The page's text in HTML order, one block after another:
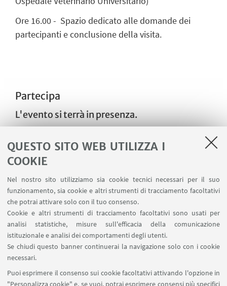
QUESTO SITO WEB UTILIZZA I
COOKIE
Nel nostro sito utilizziamo sia cookie tecnici necessari per il suo
funzionamento, sia cookie e altri strumenti di tracciamento facoltativi
che potrai attivare solo con il tuo consenso.
Cookie e altri strumenti di tracciamento facoltativi sono usati per
analisi statistiche, misure sull'efficacia della comunicazione
istituzionale e analisi dei comportamenti degli utenti.
Se chiudi questo banner continuerai la navigazione solo con i cookie
necessari.
Puoi esprimere il consenso sui cookie facoltativi attivando l'opzione in
"Personalizza cookie" e, se vuoi, potrai esprimere consensi più specifici
Ore 16.00- Spazio dedicato alle domande dei
partecipanti e conclusione della visita.
Partecipa
L'evento si terrà in presenza.
numero dei posti è limitato. Iscriviti
Il ritrovo con gli iscritti è presso la portineria del
Dipartimento di Scienze Mediche Veterinarie (Via
Tolara di Sopra 50, Ozzano Emilia)
IN ATTESA DELL'OPEN DAY ...
CONTATTI